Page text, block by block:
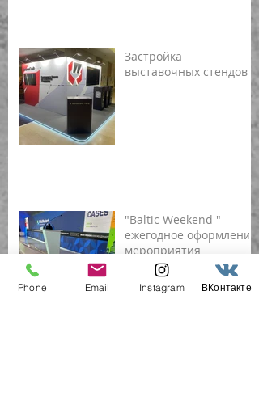
Застройка
выставочных стендов
"Baltic Weekend "-
ежегодное оформление
мероприятия
Phone Email Instagram ВКонтакте